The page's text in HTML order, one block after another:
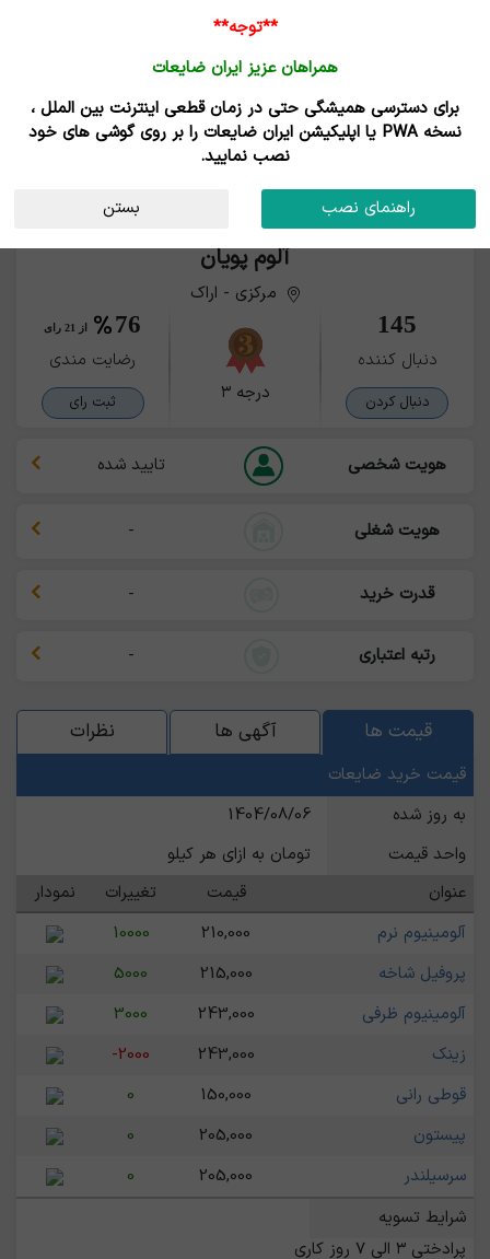
آلوم پویان
مرکزی - اراک
145
دنبال کننده
دنبال کردن درجه ۳
76 از 21 رای
رضایت مندی
ثبت رای
هویت شخصی تایید شده
هویت شغلی -
قدرت خرید -
رتبه اعتباری -
قیمت ها آگهی ها نظرات
قیمت خرید ضایعات
به روز شده
1404/08/06
واحد قیمت
تومان به ازای هر کیلو
عنوان
قیمت تغییرات
نمودار
آلومینیوم نرم
210,000
10000
پروفیل شاخه
215,000
5000
آلومینیوم ظرفی
243,000
3000
زینک
243,000
-2000
قوطی رانی
150,000
0
پیستون
205,000
0
سرسیلندر
205,000
0
شرایط تسویه
**توجه**
همراهان عزیز ایران ضایعات
برای دسترسی همیشگی حتی در زمان قطعی اینترنت بین الملل ،
نسخه PWA یا اپلیکیشن ایران ضایعات را بر روی گوشی های خود
نصب نمایید.
راهنمای نصب بستن